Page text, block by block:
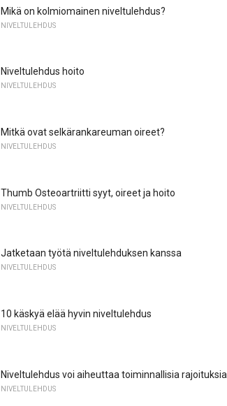
Mikä on kolmiomainen niveltulehdus?
NIVELTULEHDUS
Niveltulehdus hoito
NIVELTULEHDUS
Mitkä ovat selkärankareuman oireet?
NIVELTULEHDUS
Thumb Osteoartriitti syyt, oireet ja hoito
NIVELTULEHDUS
Jatketaan työtä niveltulehduksen kanssa
NIVELTULEHDUS
10 käskyä elää hyvin niveltulehdus
NIVELTULEHDUS
Niveltulehdus voi aiheuttaa toiminnallisia rajoituksia
NIVELTULEHDUS